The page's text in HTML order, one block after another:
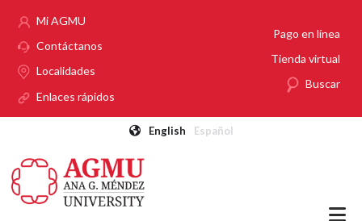
Mi AGMU
Contáctanos
Localidades
Enlaces rápidos
Pago en línea
Tienda virtual
Buscar
English Español